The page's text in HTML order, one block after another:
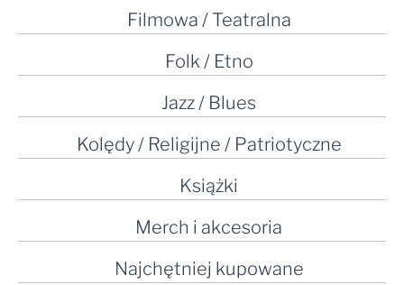
Filmowa / Teatralna
Folk / Etno
Jazz / Blues
Kolędy / Religijne / Patriotyczne
Książki
Merch i akcesoria
Najchętniej kupowane